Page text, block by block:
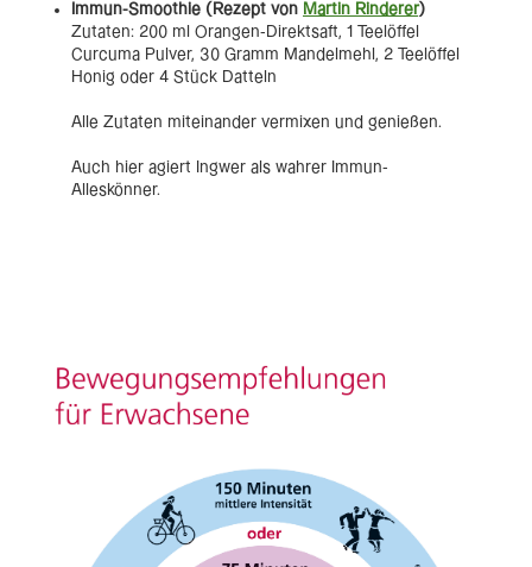
Immun-Smoothie (Rezept von Martin Rinderer)
Zutaten: 200 ml Orangen-Direktsaft, 1 Teelöffel
Curcuma Pulver, 30 Gramm Mandelmehl, 2 Teelöffel
Honig oder 4 Stück Datteln
Alle Zutaten miteinander vermixen und genießen.
Auch hier agiert Ingwer als wahrer Immun-
Alleskönner.